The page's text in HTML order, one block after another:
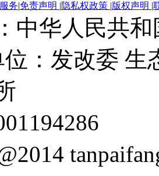
务|免责声明 |隐私权政策 |版权声明 |
中华人民共
：发改委 生